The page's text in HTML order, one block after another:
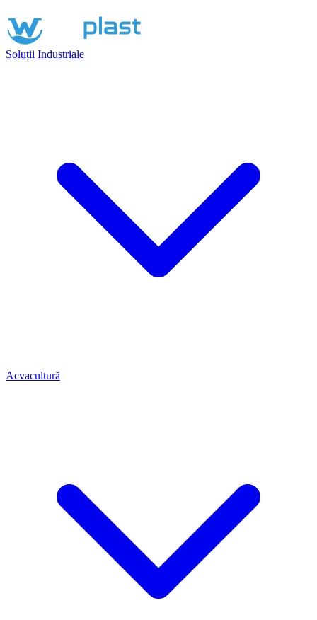
Soluții Industriale
Acvacultură